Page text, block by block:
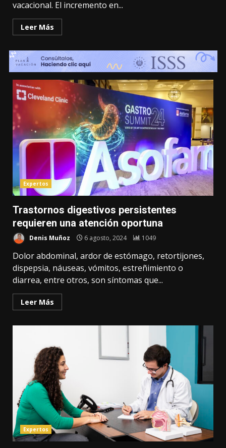
vacacional. El incremento en...
Leer Más
Expertos
Trastornos digestivos persistentes
requieren una atención oportuna
Denis Muñoz 6 agosto, 2024 1049
Dolor abdominal, ardor de estómago, retortijones,
dispepsia, náuseas, vómitos, estreñimiento o
diarrea, entre otros, son síntomas que...
Leer Más
Expertos